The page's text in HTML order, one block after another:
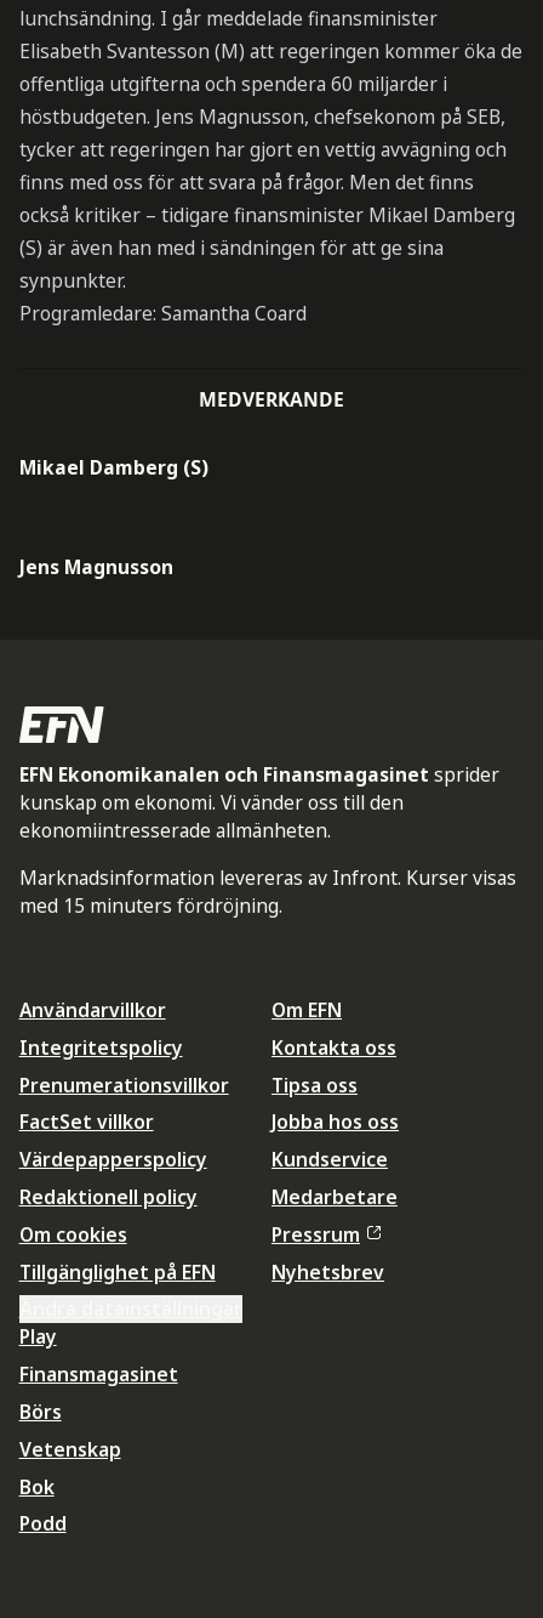
lunchsändning. I går meddelade finansminister
Elisabeth Svantesson (M) att regeringen kommer öka de
offentliga utgifterna och spendera 60 miljarder i
höstbudgeten. Jens Magnusson, chefsekonom på SEB,
tycker att regeringen har gjort en vettig avvägning och
finns med oss för att svara på frågor. Men det finns
också kritiker – tidigare finansminister Mikael Damberg
(S) är även han med i sändningen för att ge sina
synpunkter.
Programledare: Samantha Coard
MEDVERKANDE
Mikael Damberg (S)
Jens Magnusson
EFN Ekonomikanalen och Finansmagasinet sprider
kunskap om ekonomi. Vi vänder oss till den
ekonomiintresserade allmänheten.
Marknadsinformation levereras av Infront. Kurser visas
med 15 minuters fördröjning.
Användarvillkor
Integritetspolicy
Prenumerationsvillkor
FactSet villkor
Värdepapperspolicy
Redaktionell policy
Om cookies
Tillgänglighet på EFN
Om EFN
Kontakta oss
Tipsa oss
Jobba hos oss
Kundservice
Medarbetare
Pressrum
Nyhetsbrev
Play
Finansmagasinet
Börs
Vetenskap
Bok
Podd